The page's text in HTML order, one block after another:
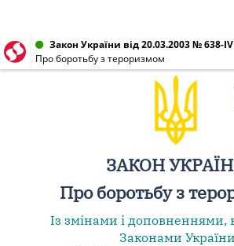
Закон України від 20.03.2003 № 638-IV
Про боротьбу з тероризмом